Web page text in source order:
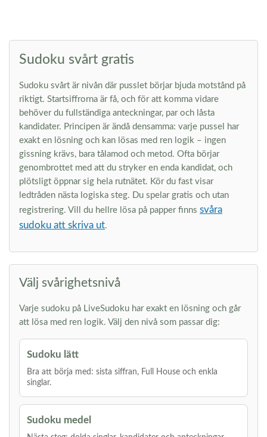
Sudoku svårt gratis
Sudoku svårt är nivån där pusslet börjar bjuda motstånd på
riktigt. Startsiffrorna är få, och för att komma vidare
behöver du fullständiga anteckningar, par och låsta
kandidater. Principen är ändå densamma: varje pussel har
exakt en lösning och kan lösas med ren logik – ingen
gissning krävs, bara tålamod och metod. Ofta börjar
genombrottet med att du stryker en enda kandidat, och
plötsligt öppnar sig hela rutnätet. Kör du fast visar
ledtråden nästa logiska steg. Du spelar gratis och utan
registrering. Vill du hellre lösa på papper finns svåra
sudoku att skriva ut.
Välj svårighetsnivå
Varje sudoku på LiveSudoku har exakt en lösning och går
att lösa med ren logik. Välj den nivå som passar dig:
Sudoku lätt
Bra att börja med: sista siffran, Full House och enkla
singlar.
Sudoku medel